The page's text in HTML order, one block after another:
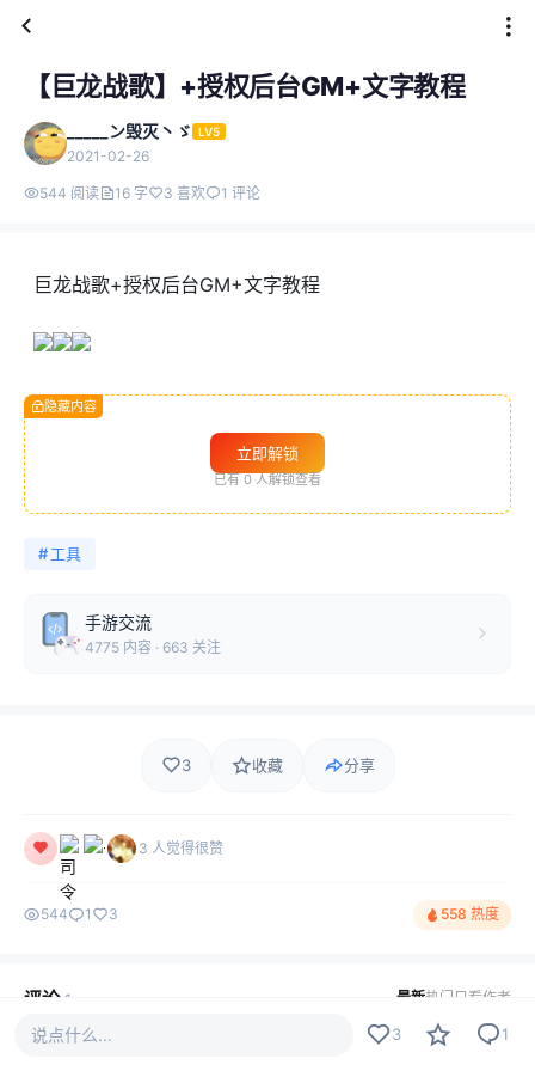
【巨龙战歌】+授权后台GM+文字教程
_____ン毁灭丶ゞ LV5
2021-02-26
544 阅读 16 字 3 喜欢 1 评论
巨龙战歌+授权后台GM+文字教程
隐藏内容
立即解锁
已有 0 人解锁查看
#工具
手游交流
4775 内容 · 663 关注
3 收藏 分享
3 人觉得很赞
544 1 3 558 热度
评论 1 最新热门 只看作者
说点什么... 3 1